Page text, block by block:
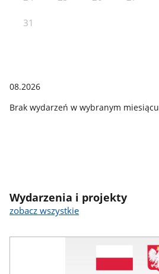
31
08.2026
Brak wydarzeń w wybranym miesiącu
Wydarzenia i projekty
zobacz wszystkie